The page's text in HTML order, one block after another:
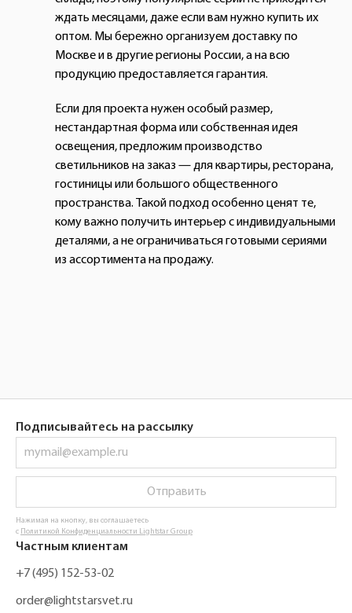
ждать месяцами, даже если вам нужно купить их
оптом. Мы бережно организуем доставку по
Москве и в другие регионы России, а на всю
продукцию предоставляется гарантия.
Если для проекта нужен особый размер,
нестандартная форма или собственная идея
освещения, предложим производство
светильников на заказ — для квартиры, ресторана,
гостиницы или большого общественного
пространства. Такой подход особенно ценят те,
кому важно получить интерьер с индивидуальными
деталями, а не ограничиваться готовыми сериями
из ассортимента на продажу.
Подписывайтесь на рассылку
Отправить
Нажимая на кнопку, вы соглашаетесь
с Политикой Конфиденциальности Lightstar Group
Частным клиентам
+7 (495) 152-53-02
order@lightstarsvet.ru